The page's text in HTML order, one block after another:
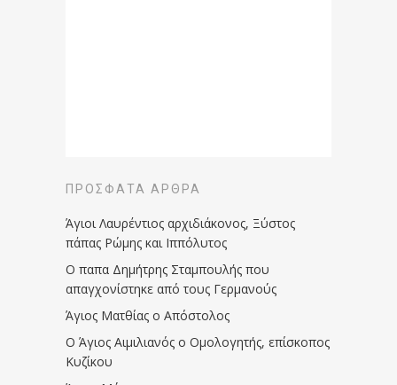
ΠΡΌΣΦΑΤΑ ΆΡΘΡΑ
Άγιοι Λαυρέντιος αρχιδιάκονος, Ξύστος
πάπας Ρώμης και Ιππόλυτος
Ο παπα Δημήτρης Σταμπουλής που
απαγχονίστηκε από τους Γερμανούς
Άγιος Ματθίας ο Απόστολος
Ο Άγιος Αιμιλιανός ο Ομολογητής, επίσκοπος
Κυζίκου